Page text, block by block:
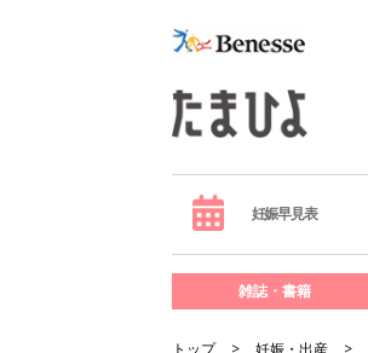
妊娠早見表
雑誌・書籍
トップ 妊娠・出産